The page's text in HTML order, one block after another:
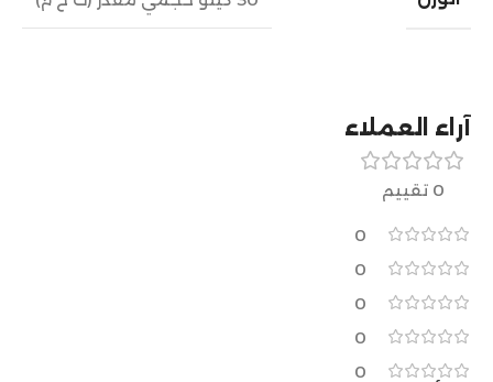
آراء العملاء
0 تقييم
0
0
0
0
0